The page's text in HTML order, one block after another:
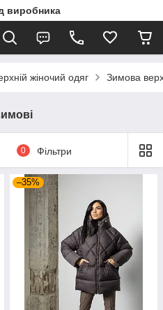
виробника
жіночий одяг Зимова
0 Фільтри
–35%